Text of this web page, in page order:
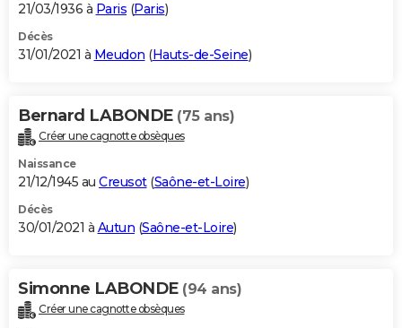
21/03/1936 à Paris (Paris)
Décès
31/01/2021 à Meudon (Hauts-de-Seine)
Bernard LABONDE (75 ans)
Créer une cagnotte obsèques
Naissance
21/12/1945 au Creusot(Saône-et-Loire)
Décès
30/01/2021 à Autun (Saône-et-Loire)
Simonne LABONDE (94 ans)
Créer une cagnotte obsèques